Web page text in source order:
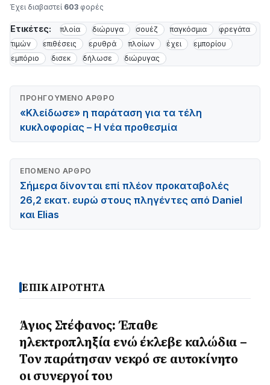
Έχει διαβαστεί 603 φορές
Ετικέτες: πλοία διώρυγα σουέζ παγκόσμια
φρεγάτα
τιμών
επιθέσεις ερυθρά πλοίων έχει
εμπορίου
εμπόριο
δισεκ δήλωσε διώρυγας
ΠΡΟΗΓΟΎΜΕΝΟ ΆΡΘΡΟ
«Κλείδωσε» η παράταση για τα τέλη
κυκλοφορίας – Η νέα προθεσμία
ΕΠΌΜΕΝΟ ΆΡΘΡΟ
Σήμερα δίνονται επί πλέον προκαταβολές
26,2 εκατ. ευρώ στους πληγέντες από Daniel
και Elias
ΕΠΙΚΑΙΡΟΤΗΤΑ
Άγιος Στέφανος: Έπαθε
ηλεκτροπληξία ενώ έκλεβε καλώδια –
Τον παράτησαν νεκρό σε αυτοκίνητο
οι συνεργοί του